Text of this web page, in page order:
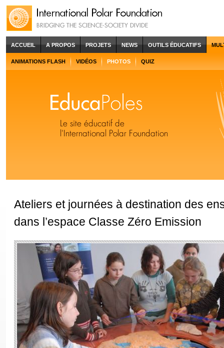
ACCUEIL A PROPOS PROJETS NEWS OUTILS ÉDUCATIFS
ANIMATIONS FLASH VIDÉOS PHOTOS QUIZ
Ateliers et journées à destination des
dans l’espace Classe Zéro Emission